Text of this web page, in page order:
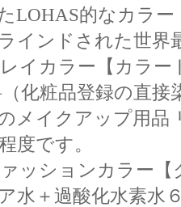
LOHAS的なカラ
インドされた世界
カラー【カラー
化粧品登録の直接
メイクアップ用品
度です。
ションカラー【
水＋過酸化水素水